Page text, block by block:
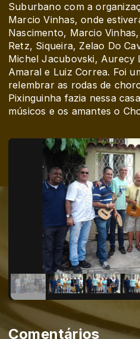
Suburbano com a
Marcio Vinhas, onde
Nascimento, Marcio
Retz, Siqueira, Zelao Do
Michel Jacubovski, Aurecy
Amaral e Luiz Correa. Foi
relembrar as rodas de
Pixinguinha fazia nessa
músicos e os amantes o
Comentários